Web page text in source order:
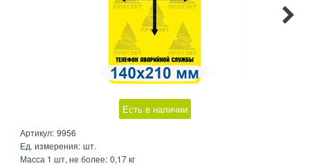
Есть в наличии
Артикул: 9956
Ед. измерения: шт.
Масса 1 шт, не более: 0,17 кг